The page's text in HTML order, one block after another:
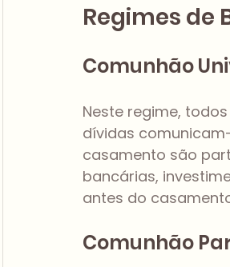
Regimes de
Comunhão
Neste regime,
dívidas
casamento são
bancárias,
antes do
Comunhão